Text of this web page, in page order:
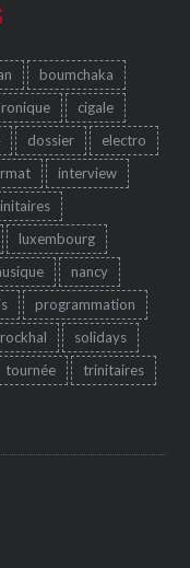
boumchaka
cigale
dossier
electro
interview
luxembourg
nancy
programmation
rockhal
solidays
tournée
trinitaires